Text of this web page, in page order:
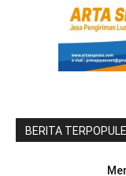
BERITA